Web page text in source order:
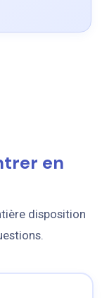
en
disposition